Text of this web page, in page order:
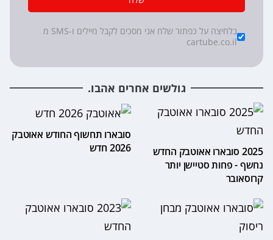
Checkboxes
*
בלחיצה על כפתור שלח אני מסכים לקבל מיילים ו-SMS מ
cartube.co.il
גולשים אחרים אהבו.
2025 סובארו אאוטבק החדש
נחשף - פחות סטיישן יותר
קרוסאובר
סובארו תחשוף החודש אאוטבק
2026 חדש